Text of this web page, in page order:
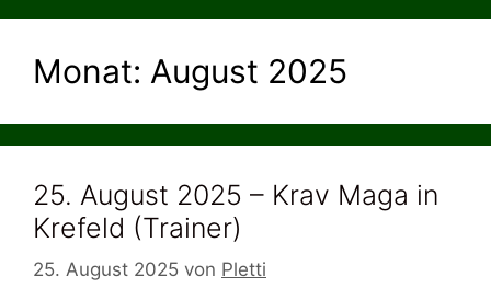
Monat: August 2025
25. August 2025 – Krav Maga in
Krefeld (Trainer)
25. August 2025 von Pletti